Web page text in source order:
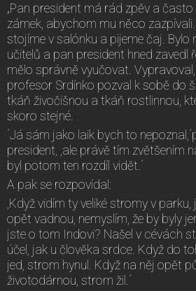
„Pan president má rád zpěv a
zámek, abychom mu něco
stojíme v salónku a pijeme čaj. Bylo
učitelů a pan president hned zavedl
mělo správně vyučovat.
profesor Srdínko pozval k sobě do
tkáň živočišnou a tkáň rostlinnou,
skoro stejné.
´Já sám jako laik bych to
president, ,ale právě tím zvětšením
byl potom ten rozdíl vidět.´
A pak se rozpovídal:
,Když vidím ty veliké stromy v
opět vadnou, nemyslím, že by byly
jste o tom Indovi? Našel v cévách
účel, jak u člověka srdce. Když do
jed, strom hynul. Když na něj opět
životodárnou, strom žil.´